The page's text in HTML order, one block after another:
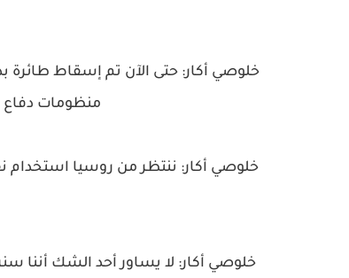
منظومات دفاع جوي ، 2212 قتيل من جيش
خلوصي أكار: ننتظر من روسيا استخدام
خلوصي أكار: لا يساور أحد الشك أننا